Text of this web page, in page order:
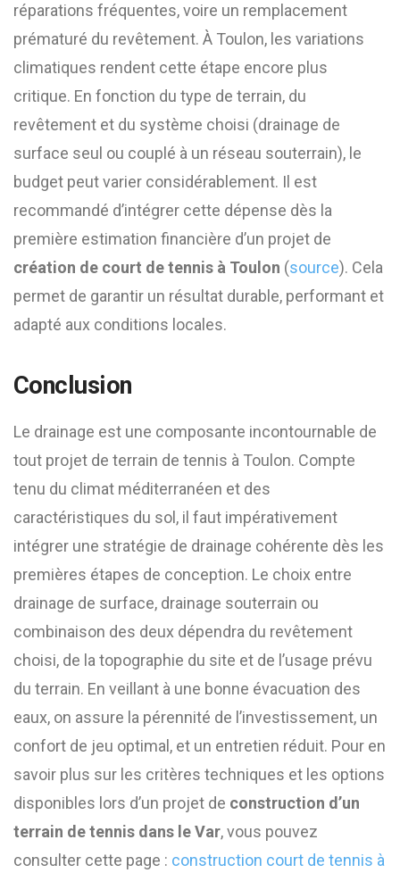
réparations fréquentes, voire un remplacement
prématuré du revêtement. À Toulon, les variations
climatiques rendent cette étape encore plus
critique. En fonction du type de terrain, du
revêtement et du système choisi (drainage de
surface seul ou couplé à un réseau souterrain), le
budget peut varier considérablement. Il est
recommandé d’intégrer cette dépense dès la
première estimation financière d’un projet de
création de court de tennis à Toulon (source). Cela
permet de garantir un résultat durable, performant et
adapté aux conditions locales.
Conclusion
Le drainage est une composante incontournable de
tout projet de terrain de tennis à Toulon. Compte
tenu du climat méditerranéen et des
caractéristiques du sol, il faut impérativement
intégrer une stratégie de drainage cohérente dès les
premières étapes de conception. Le choix entre
drainage de surface, drainage souterrain ou
combinaison des deux dépendra du revêtement
choisi, de la topographie du site et de l’usage prévu
du terrain. En veillant à une bonne évacuation des
eaux, on assure la pérennité de l’investissement, un
confort de jeu optimal, et un entretien réduit. Pour en
savoir plus sur les critères techniques et les options
disponibles lors d’un projet de construction d’un
terrain de tennis dans le Var, vous pouvez
consulter cette page : construction court de tennis à